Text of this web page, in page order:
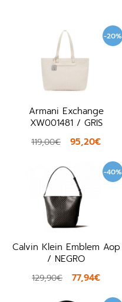
-20%
Armani Exchange
XW001481 / GRIS
119,00€ 95,20€
-40%
Calvin Klein Emblem Aop
/ NEGRO
129,90€ 77,94€